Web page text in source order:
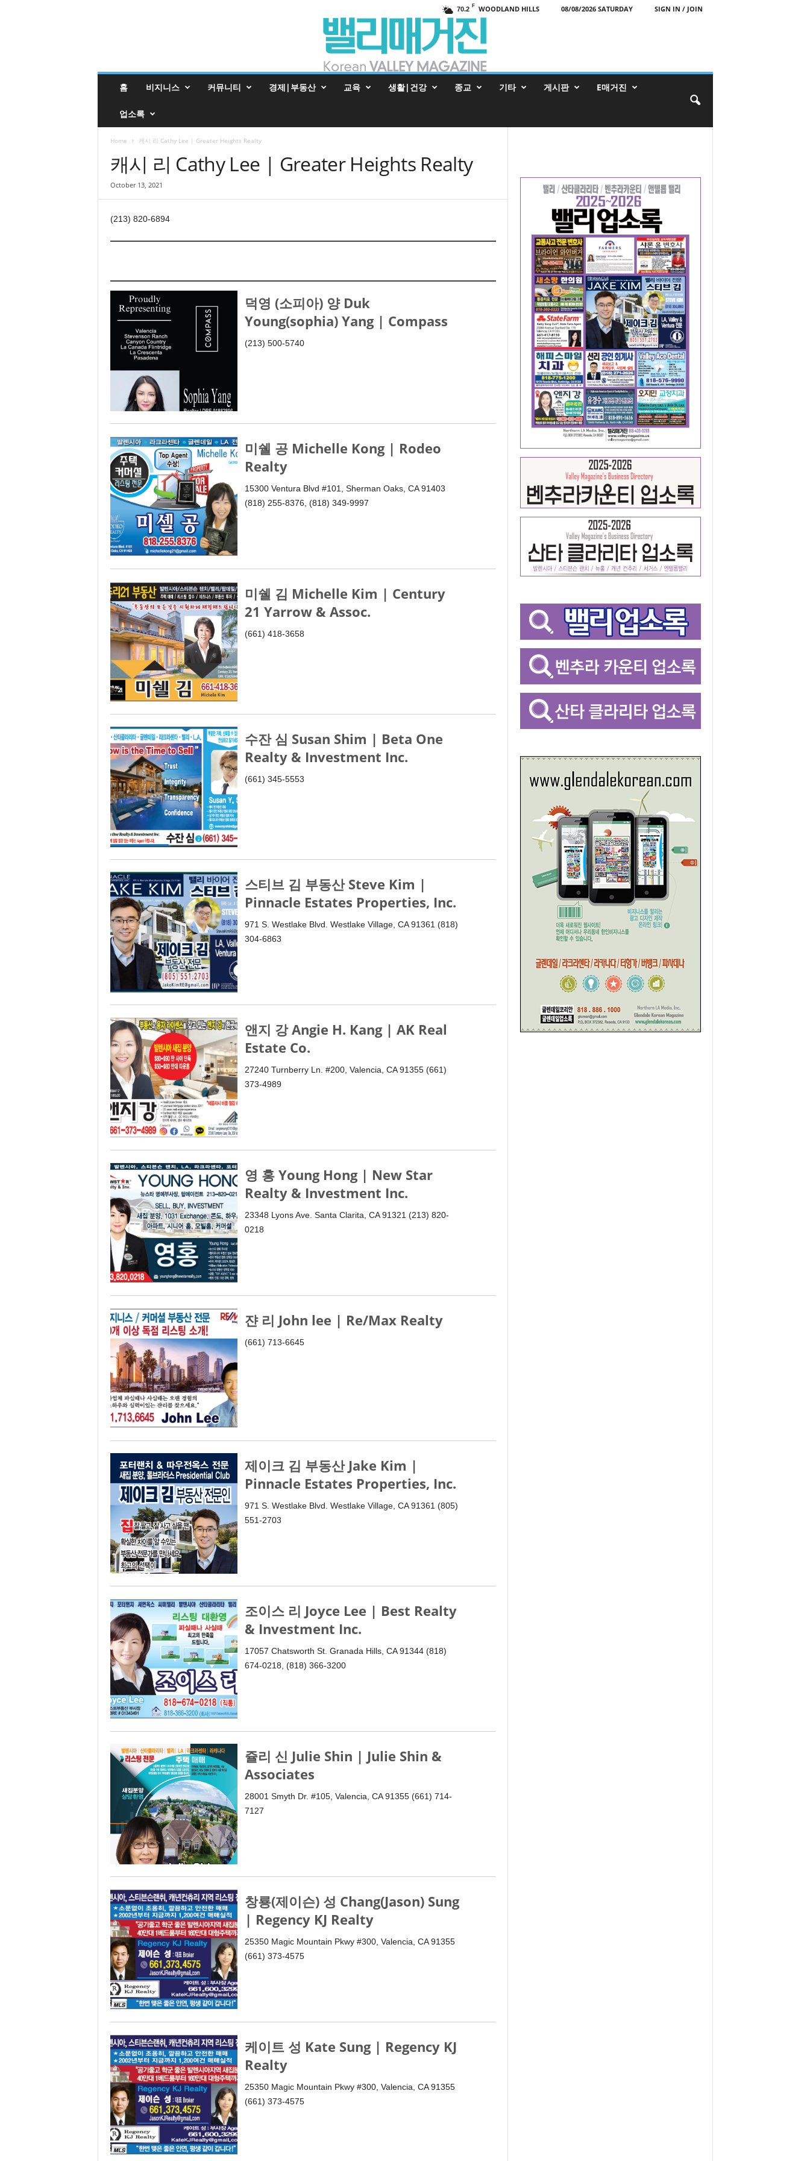
70.2 F WOODLAND HILLS 08/08/2026 SATURDAY SIGN IN / JOIN
진
홈 비지니스 커뮤니티 경제|부동산 교육 생활|건강 종교 기타 게시판 E매거진
업소록
Home 캐시 리 Cathy Lee | Greater Heights Realty
캐시 리 Cathy Lee | Greater Heights Realty
October 13, 2021
(213) 820-6894
덕영 (소피아) 양 Duk
Young(sophia) Yang | Compass
(213) 500-5740
미쉘 공 Michelle Kong | Rodeo
Realty
15300 Ventura Blvd #101, Sherman Oaks, CA 91403
(818) 255-8376, (818) 349-9997
미쉘 김 Michelle Kim | Century
21 Yarrow & Assoc.
(661) 418-3658
수잔 심 Susan Shim | Beta One
Realty & Investment Inc.
(661) 345-5553
스티브 김 부동산 Steve Kim |
Pinnacle Estates Properties, Inc.
971 S. Westlake Blvd. Westlake Village, CA 91361 (818)
304-6863
앤지 강 Angie H. Kang | AK Real
Estate Co.
27240 Turnberry Ln. #200, Valencia, CA 91355 (661)
373-4989
영 홍 Young Hong | New Star
Realty & Investment Inc.
23348 Lyons Ave. Santa Clarita, CA 91321 (213) 820-
0218
쟌 리 John lee | Re/Max Realty
(661) 713-6645
제이크 김 부동산 Jake Kim |
Pinnacle Estates Properties, Inc.
971 S. Westlake Blvd. Westlake Village, CA 91361 (805)
551-2703
조이스 리 Joyce Lee | Best Realty
& Investment Inc.
17057 Chatsworth St. Granada Hills, CA 91344 (818)
674-0218, (818) 366-3200
쥴리 신 Julie Shin | Julie Shin &
Associates
28001 Smyth Dr. #105, Valencia, CA 91355 (661) 714-
7127
창룡(제이슨) 성 Chang(Jason) Sung
| Regency KJ Realty
25350 Magic Mountain Pkwy #300, Valencia, CA 91355
(661) 373-4575
케이트 성 Kate Sung | Regency KJ
Realty
25350 Magic Mountain Pkwy #300, Valencia, CA 91355
(661) 373-4575